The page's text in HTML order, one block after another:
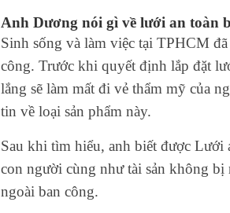
Anh Dương nói gì về lưới an toàn
Sinh sống và làm việc tại TPHCM
công. Trước khi quyết định lắp đặt
lắng sẽ làm mất đi vẻ thẩm mỹ của
tin về loại sản phẩm này.
Sau khi tìm hiểu, anh biết được Lưới
con người cùng như tài sản không bị
ngoài ban công.